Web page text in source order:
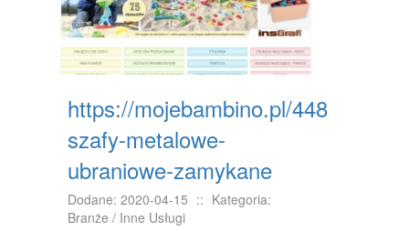
TŁUMACZENIA
KSIĄŻKI, CZASOPISMA
SPRZEDAŻ INTERNTOWA
BIŻUTERIA
DLA DZIECI
MEBLE
https://mojebambino.pl/4485-
szafy-metalowe-
ubraniowe-zamykane
Dodane: 2020-04-15 :: Kategoria:
Branże / Inne Usługi